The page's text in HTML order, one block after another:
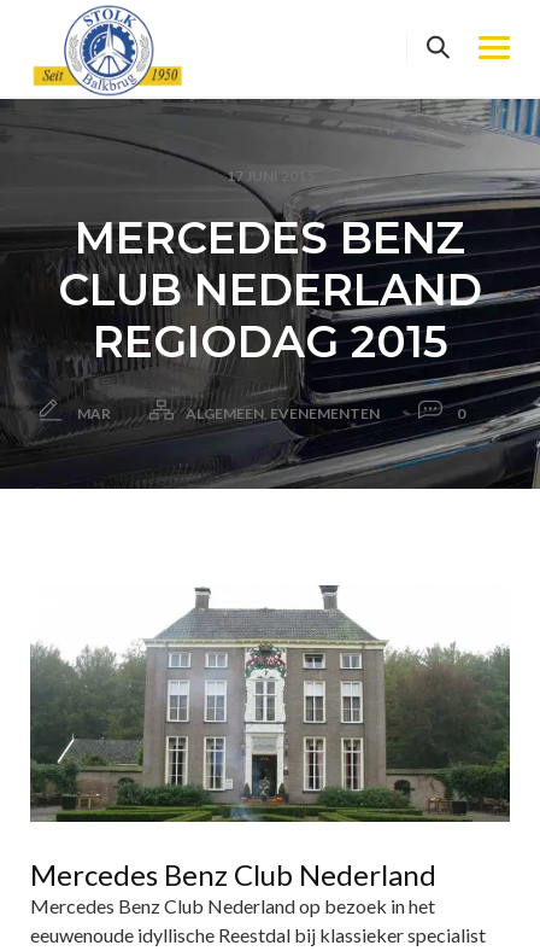
content
17 JUNI 2015
MERCEDES BENZ
CLUB NEDERLAND
REGIODAG 2015
MAR ALGEMEEN, EVENEMENTEN 0
Mercedes Benz Club Nederland
Mercedes Benz Club Nederland op bezoek in het
eeuwenoude idyllische Reestdal bij klassieker specialist